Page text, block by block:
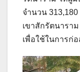
จำนวน
เขาสักรัตนารา
เพื่อใช้ในการก่